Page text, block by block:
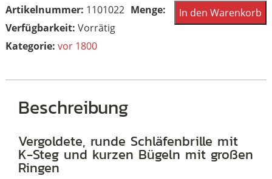
Artikelnummer: 1101022
Vorrätig
Kategorie: vor 1800
Antike,
rund
aus
Hamburg
Menge
In den Warenkorb
Beschreibung
Vergoldete, runde Schläfenbrille mit
K-Steg und kurzen Bügeln mit großen
Ringen